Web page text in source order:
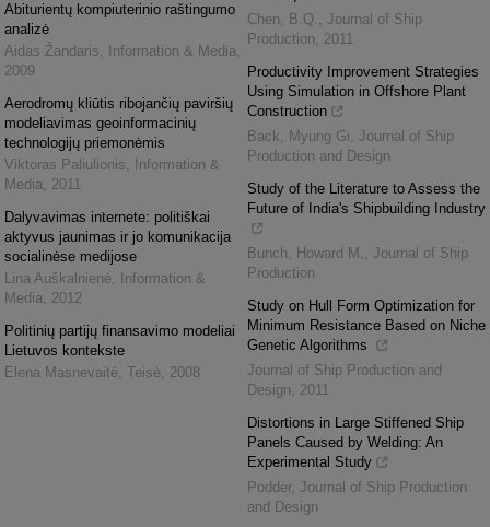
Abiturientų kompiuterinio raštingumo
analizė
Aidas Žandaris, Information & Media,
2009
Aerodromų kliūtis ribojančių paviršių
modeliavimas geoinformacinių
technologijų priemonėmis
Viktoras Paliulionis,
Information &
Media, 2011
Dalyvavimas internete: politiškai
aktyvus jaunimas ir jo komunikacija
socialinėse medijose
Lina Auškalnienė,
Information &
Media, 2012
Politinių partijų finansavimo modeliai
Lietuvos kontekste
Elena Masnevaitė, Teisė, 2008
Chen, B.Q. , Journal of Ship
Production, 2011
Productivity Improvement Strategies
Using Simulation in Offshore Plant
Construction
Back, Myung Gi, Journal of Ship
Production and Design
Study of the Literature to Assess the
Future of India's Shipbuilding Industry
Bunch, Howard M. , Journal of Ship
Production
Study on Hull Form Optimization for
Minimum Resistance Based on Niche
Genetic Algorithms
Journal of Ship Production and
Design, 2011
Distortions in Large Stiffened Ship
Panels Caused by Welding: An
Experimental Study
Podder, Journal of Ship Production
and Design